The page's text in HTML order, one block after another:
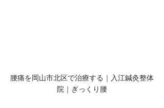
腰痛を岡山市北区で治療する｜入江鍼灸整体
院｜ぎっくり腰